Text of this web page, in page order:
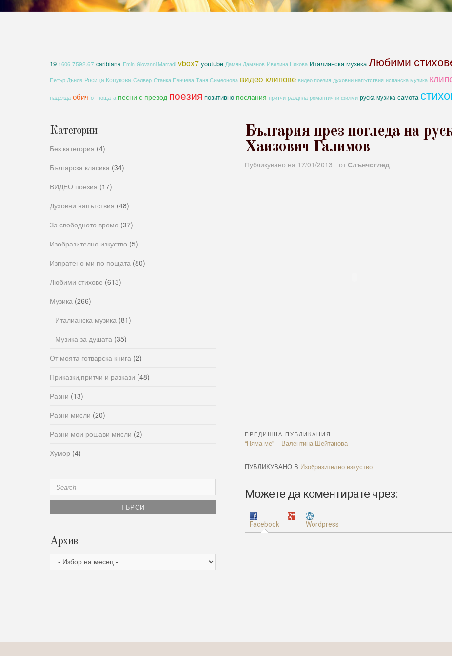
19 1606 7592.67 caribiana Emin Giovanni Marradi vbox7 youtube Дамян Дамянов Ивелина Никова Италианска музика Любими
Петър Дънов Росица Копукова Селвер Станка Пенчева Таня Симеонова видео клипове видео поезия духовни напътствия испанска музика
надежда обич от пощата песни с превод поезия позитивно послания притчи раздяла романтични филми руска музика самота
България през погледа на
Хаизович Галимов
Публикувано на 17/01/2013 от Слънчоглед
Навигация
ПРЕДИШНА ПУБЛИКАЦИЯ
Previous
“Няма ме” – Валентина Шейтанова
ПУБЛИКУВАНО В Изобразително изкуство
Можете да коментирате чрез:
Facebook Wordpress
Категории
Без категория (4)
Българска класика (34)
ВИДЕО поезия (17)
Духовни напътствия (48)
За свободното време (37)
Изобразително изкуство (5)
Изпратено ми по пощата (80)
Любими стихове (613)
Музика (266)
Италианска музика (81)
Музика за душата (35)
От моята готварска книга (2)
Приказки,притчи и разкази (48)
Разни (13)
Разни мисли (20)
Разни мои рошави мисли (2)
Хумор (4)
Search
for:
Архив
Архив